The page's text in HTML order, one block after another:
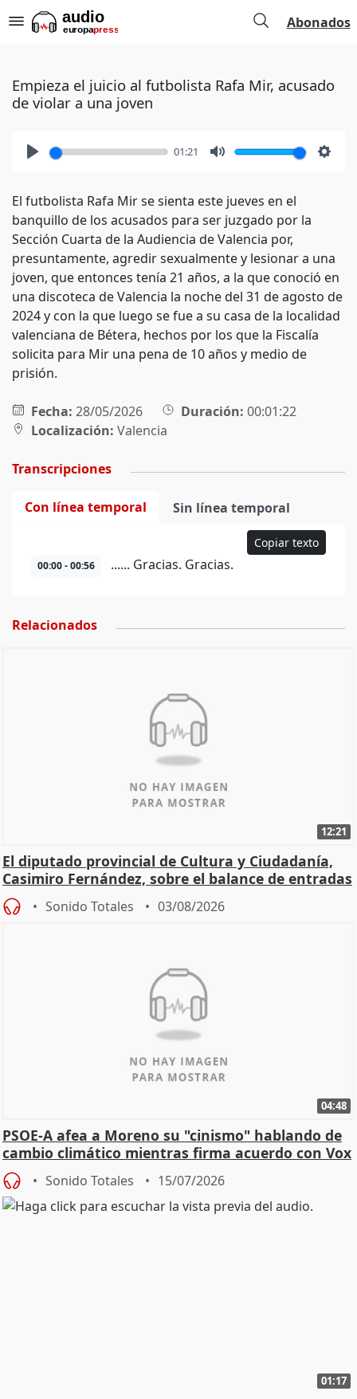
Abonados
Empieza el juicio al futbolista Rafa Mir, acusado
de violar a una joven
01:21
El futbolista Rafa Mir se sienta este jueves en el
banquillo de los acusados para ser juzgado por la
Sección Cuarta de la Audiencia de Valencia por,
presuntamente, agredir sexualmente y lesionar a una
joven, que entonces tenía 21 años, a la que conoció en
una discoteca de Valencia la noche del 31 de agosto de
2024 y con la que luego se fue a su casa de la localidad
valenciana de Bétera, hechos por los que la Fiscalía
solicita para Mir una pena de 10 años y medio de
prisión.
Fecha: 28/05/2026 Duración: 00:01:22
Localización: Valencia
Transcripciones
Con línea temporal Sin línea temporal
Copiar texto
00:00 - 00:56 ...... Gracias. Gracias.
Relacionados
12:21
El diputado provincial de Cultura y Ciudadanía,
Casimiro Fernández, sobre el balance de entradas
Sonido Totales 03/08/2026
04:48
PSOE-A afea a Moreno su "cinismo" hablando de
cambio climático mientras firma acuerdo con Vox
Sonido Totales 15/07/2026
01:17